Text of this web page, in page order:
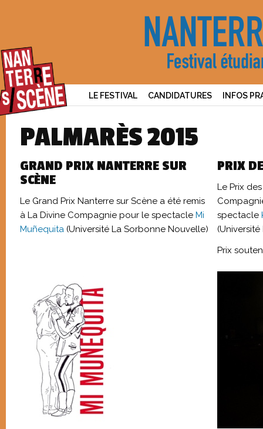
LE FESTIVAL CANDIDATURES INFOS
PALMARÈS 2015
GRAND PRIX NANTERRE SUR
SCÈNE
Le Grand Prix Nanterre sur Scène a été remis
à La Divine Compagnie pour le spectacle Mi
Muñequita (Université La Sorbonne Nouvelle)
PRIX
Le Prix
spectacle
Prix